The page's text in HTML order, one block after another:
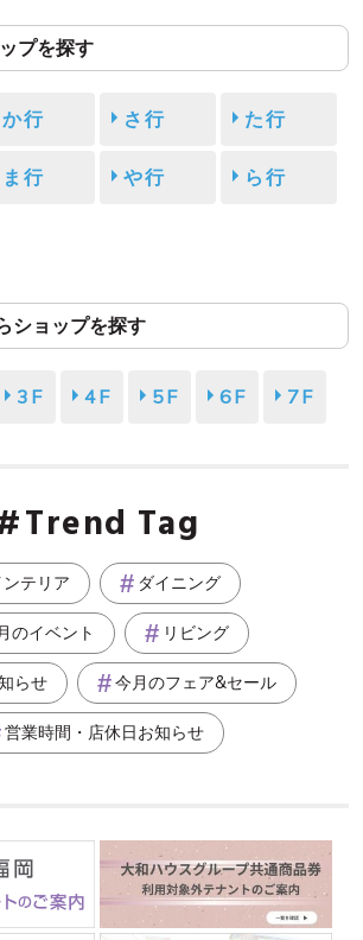
プを探す
か行 さ行 た行
ま行 や行 ら行
ショップを探す
3F 4F 5F 6F 7F
Trend Tag
ンテリア ダイニング
のイベント リビング
らせ 今月のフェア&セール
営業時間・店休日お知らせ